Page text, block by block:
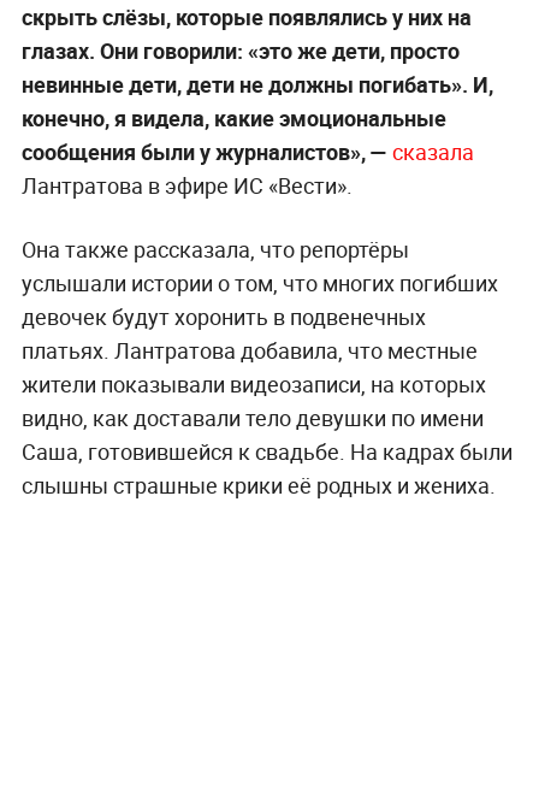
скрыть слёзы, которые появлялись у них на
глазах. Они говорили: «это же дети, просто
невинные дети, дети не должны погибать». И,
конечно, я видела, какие эмоциональные
сообщения были у журналистов», — сказала
Лантратова в эфире ИС «Вести».
Она также рассказала, что репортёры
услышали истории о том, что многих погибших
девочек будут хоронить в подвенечных
платьях. Лантратова добавила, что местные
жители показывали видеозаписи, на которых
видно, как доставали тело девушки по имени
Саша, готовившейся к свадьбе. На кадрах были
слышны страшные крики её родных и жениха.